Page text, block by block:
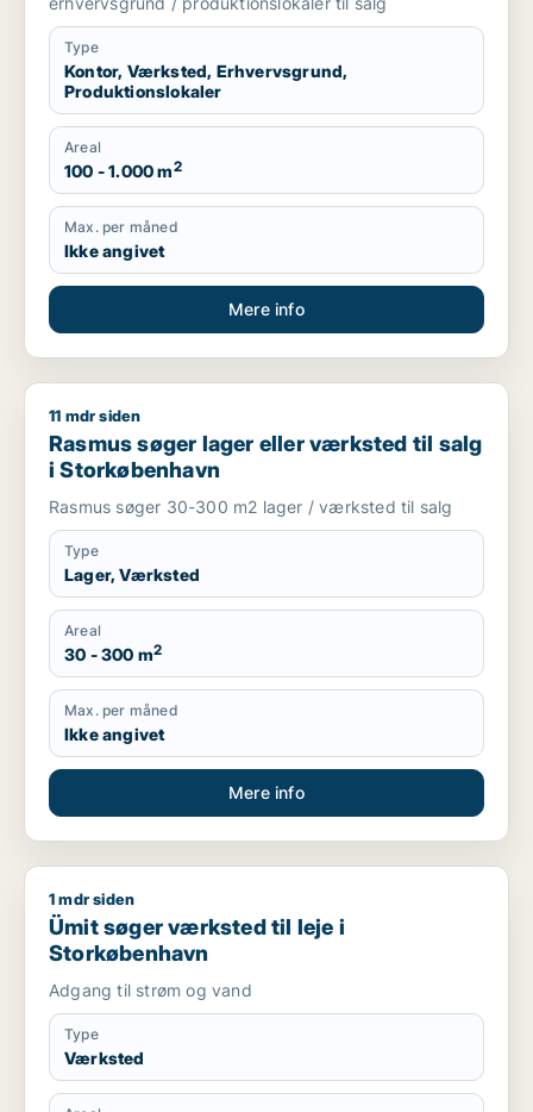
Type
Kontor, Værksted, Erhvervsgrund,
Produktionslokaler
Areal
100 - 1.000 m2
Max. per måned
Ikke angivet
Mere info
Rasmus søger lager eller værksted til salg i Storkøbenhavn
11 mdr siden
Rasmus søger lager eller værksted til salg
i Storkøbenhavn
Rasmus søger 30-300 m2 lager / værksted til salg
Type
Lager, Værksted
Areal
30 - 300 m2
Max. per måned
Ikke angivet
Mere info
Ümit søger værksted til leje i Storkøbenhavn
1 mdr siden
Ümit søger værksted til leje i
Storkøbenhavn
Adgang til strøm og vand
Type
Værksted